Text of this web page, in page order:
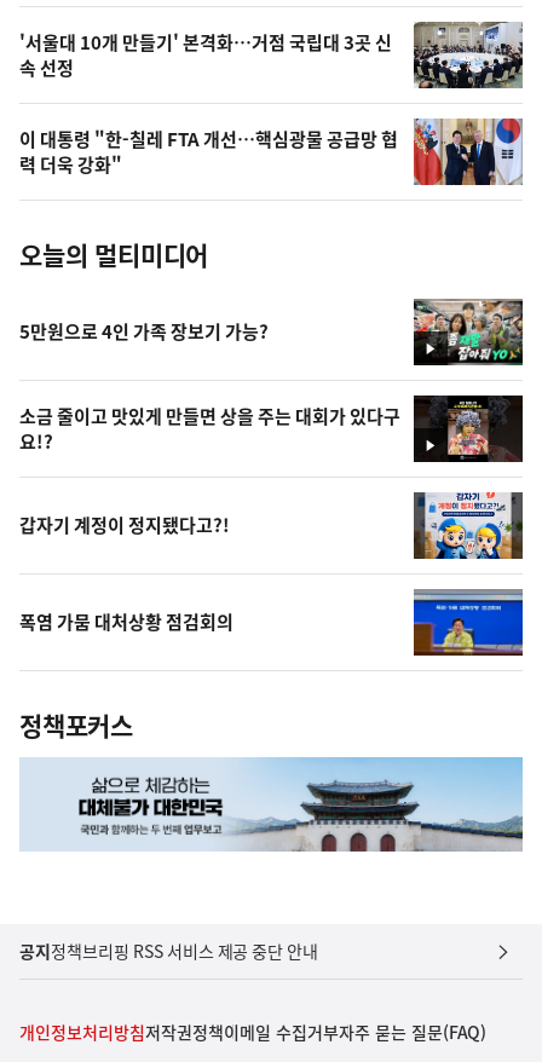
오
늘
의
사
진
'서울대 10개 만들기' 본격화…거점 국립대 3곳 신
속 선정
이 대통령 "한-칠레 FTA 개선…핵심광물 공급망 협
력 더욱 강화"
오늘의 멀티미디어
영
상
5만원으로 4인 가족 장보기 가능?
영
상
소금 줄이고 맛있게 만들면 상을 주는 대회가 있다구
요!?
갑자기 계정이 정지됐다고?!
폭염 가뭄 대처상황 점검회의
정책포커스
공지정책브리핑 RSS 서비스 제공 중단 안내
개인정보처리방침저작권정책이메일 수집거부자주 묻는 질문(FAQ)